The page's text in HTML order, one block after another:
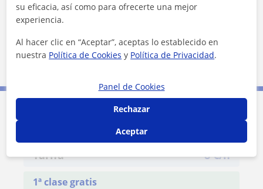
5 km
Tarifa 8€/h
1ª clase gratis
su eficacia, así como para ofrecerte una mejor
experiencia.
Al hacer clic en “Aceptar”, aceptas lo establecido en
nuestra Política de Cookies y Política de Privacidad.
Panel de Cookies
Rechazar
Aceptar